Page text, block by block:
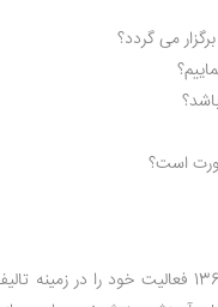
می گردد؟
است؟